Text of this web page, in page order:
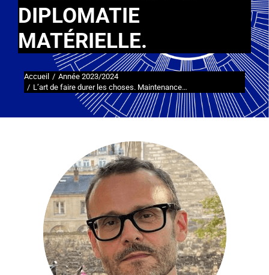
DIPLOMATIE
MATÉRIELLE.
Vous êtes ici :
Accueil
Année 2023/2024
L’art de faire durer les choses. Maintenance…